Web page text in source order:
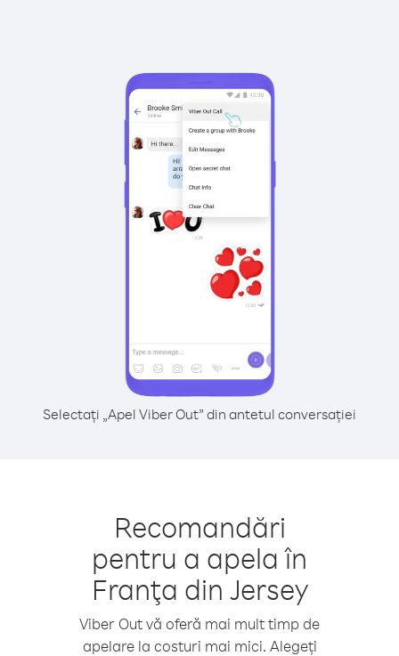
Selectați „Apel Viber Out” din antetul conversației
Recomandări
pentru a apela în
Franţa din Jersey
Viber Out vă oferă mai mult timp de
apelare la costuri mai mici. Alegeți